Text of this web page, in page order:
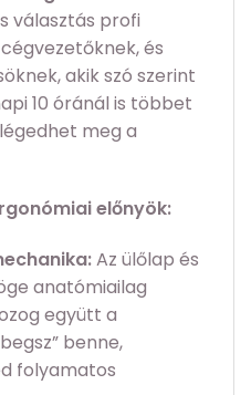
választás profi
és
akik szó szerint
10 óránál is többet
meg a
előnyök:
Az ülőlap és
anatómiailag
együtt a
benne,
folyamatos